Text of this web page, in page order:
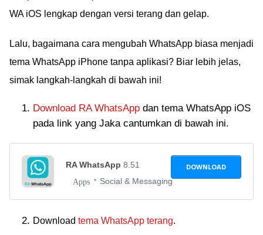
WA iOS lengkap dengan versi terang dan gelap.
Lalu, bagaimana cara mengubah WhatsApp biasa menjadi
tema WhatsApp iPhone tanpa aplikasi? Biar lebih jelas,
simak langkah-langkah di bawah ini!
Download RA WhatsApp dan tema WhatsApp iOS
pada link yang Jaka cantumkan di bawah ini.
RA WhatsApp 8.51
Apps Social & Messaging
DOWNLOAD
Download tema WhatsApp terang.